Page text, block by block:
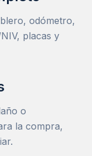
odómetro,
placas y
o
la compra,